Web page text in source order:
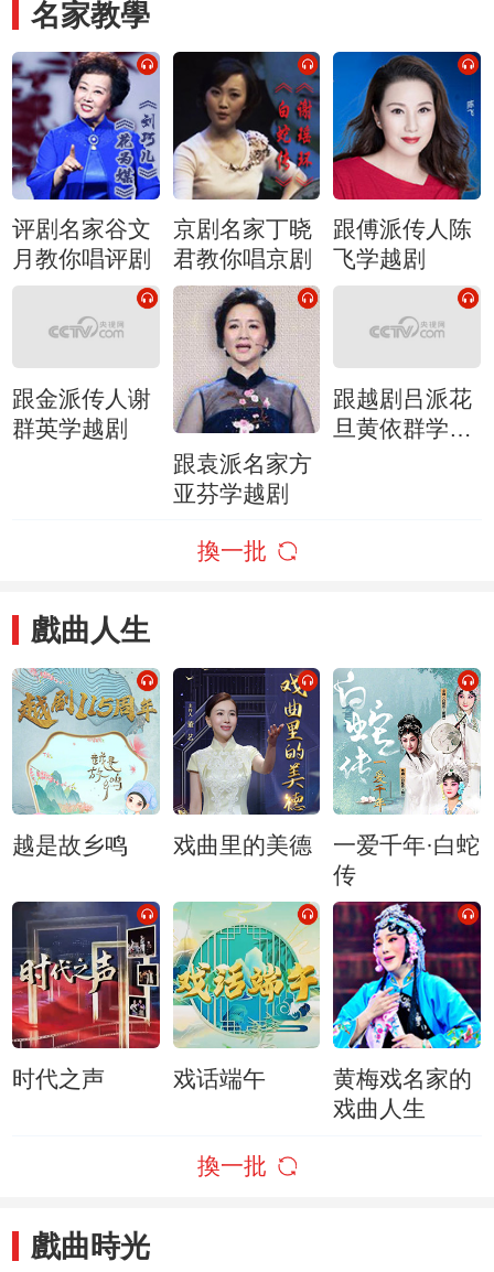
名家教學
评剧名家谷文
月教你唱评剧
京剧名家丁晓
君教你唱京剧
跟傅派传人陈
飞学越剧
跟金派传人谢
群英学越剧
跟袁派名家方
亚芬学越剧
跟越剧吕派花
旦黄依群学越
換一批
戲曲人生
越是故乡鸣 戏曲里的美德
一爱千年·白蛇
传
时代之声 戏话端午
黄梅戏名家的
戏曲人生
換一批
戲曲時光